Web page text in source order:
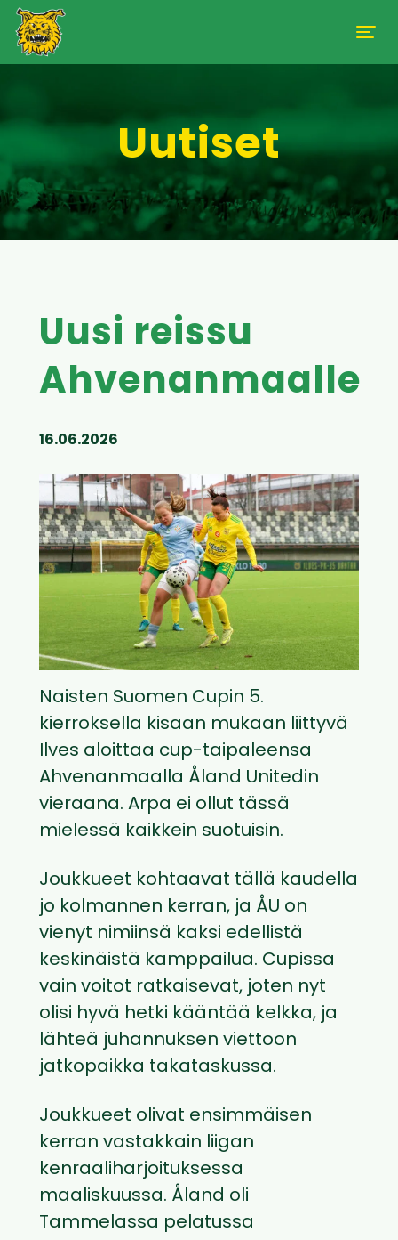
Uutiset
Uusi reissu
Ahvenanmaalle
16.06.2026
Naisten Suomen Cupin 5.
kierroksella kisaan mukaan liittyvä
Ilves aloittaa cup-taipaleensa
Ahvenanmaalla Åland Unitedin
vieraana. Arpa ei ollut tässä
mielessä kaikkein suotuisin.
Joukkueet kohtaavat tällä kaudella
jo kolmannen kerran, ja ÅU on
vienyt nimiinsä kaksi edellistä
keskinäistä kamppailua. Cupissa
vain voitot ratkaisevat, joten nyt
olisi hyvä hetki kääntää kelkka, ja
lähteä juhannuksen viettoon
jatkopaikka takataskussa.
Joukkueet olivat ensimmäisen
kerran vastakkain liigan
kenraaliharjoituksessa
maaliskuussa. Åland oli
Tammelassa pelatussa